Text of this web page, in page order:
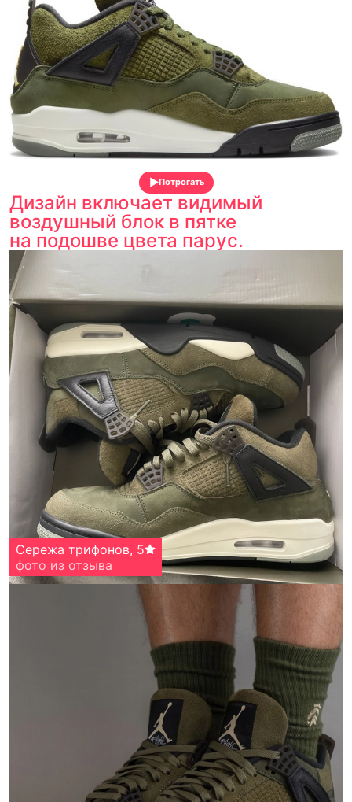
Потрогать
Дизайн включает видимый
воздушный блок в пятке
на подошве цвета парус.
Сережа трифонов, 5
фото из отзыва